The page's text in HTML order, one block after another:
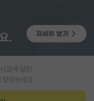
글에 달린
받아보세요